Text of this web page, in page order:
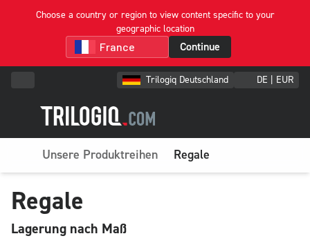
Choose a country or region to view content specific to your
geographic location
Continue
Trilogiq Deutschland DE | EUR
Unsere Produktreihen Regale
Regale
Lagerung nach Maß